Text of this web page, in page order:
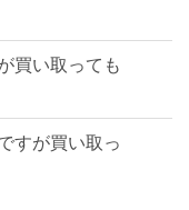
買い取っても
すが買い取っ